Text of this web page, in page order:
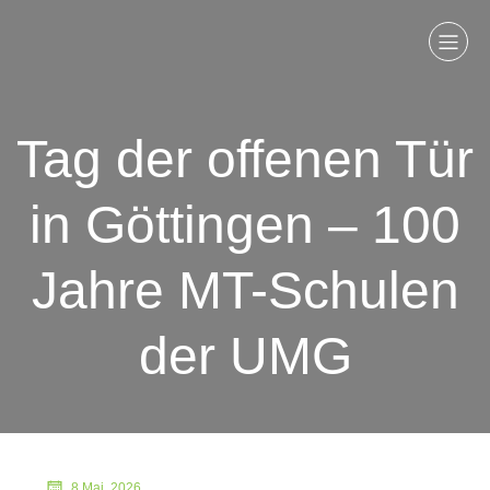
Tag der offenen Tür
in Göttingen – 100
Jahre MT-Schulen
der UMG